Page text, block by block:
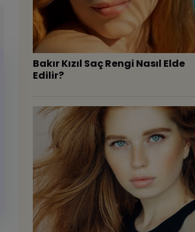
Bakır Kızıl Saç Rengi Nasıl Elde
Edilir?